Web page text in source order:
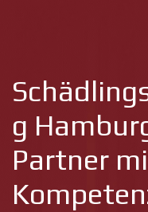
g
Partner